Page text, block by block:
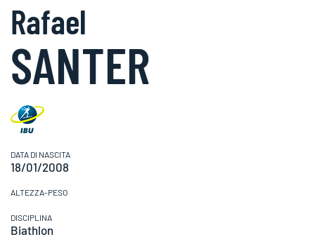
Rafael
SANTER
DATA DI NASCITA
18/01/2008
ALTEZZA-PESO
DISCIPLINA
Biathlon